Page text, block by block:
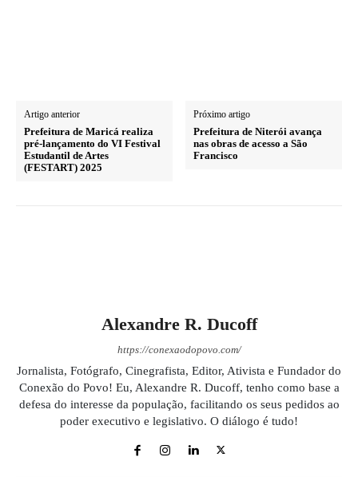
Artigo anterior
Prefeitura de Maricá realiza
pré-lançamento do VI Festival
Estudantil de Artes
(FESTART) 2025
Próximo artigo
Prefeitura de Niterói avança
nas obras de acesso a São
Francisco
Alexandre R. Ducoff
https://conexaodopovo.com/
Jornalista, Fotógrafo, Cinegrafista, Editor, Ativista e Fundador do
Conexão do Povo! Eu, Alexandre R. Ducoff, tenho como base a
defesa do interesse da população, facilitando os seus pedidos ao
poder executivo e legislativo. O diálogo é tudo!